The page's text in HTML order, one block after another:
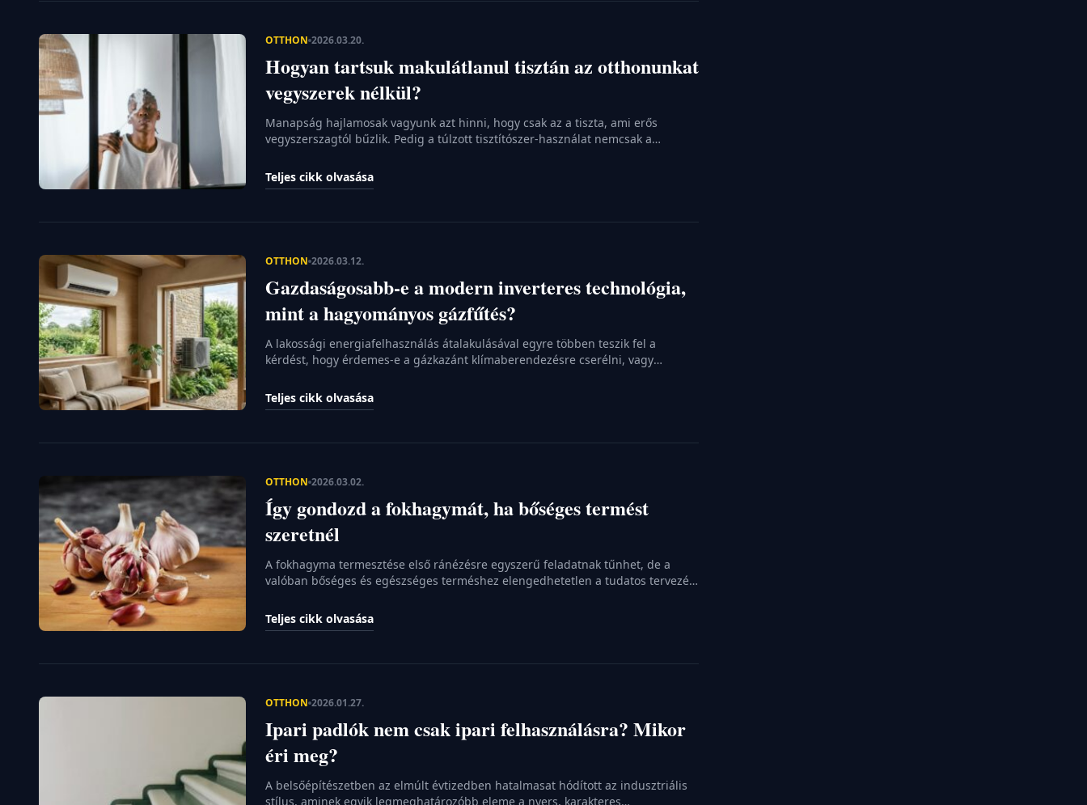
OTTHON 2026.03.20.
Hogyan tartsuk makulátlanul tisztán az otthonunkat
vegyszerek nélkül?
Manapság hajlamosak vagyunk azt hinni, hogy csak az a tiszta, ami erős
vegyszerszagtól bűzlik. Pedig a túlzott tisztítószer-használat nemcsak a
megterheli. Érdemes néha körülnézni a konyhaszekrényben, hiszen a
leghatékonyabb megoldások gyakran ott rejtőznek a polcokon. A természetes
látványosabb eredményt […]
Teljes cikk olvasása
OTTHON 2026.03.12.
Gazdaságosabb-e a modern inverteres technológia,
mint a hagyományos gázfűtés?
A lakossági energiafelhasználás átalakulásával egyre többen teszik fel a
kérdést, hogy érdemes-e a gázkazánt klímaberendezésre cserélni, vagy
változtatta meg a légkondicionálók hatékonyságát, lehetővé téve a gazdaságos
fűtést még a téli fagyokban is. Míg a gázfűtés évtizedekig egyeduralkodó volt, a
Teljes cikk olvasása
OTTHON 2026.03.02.
Így gondozd a fokhagymát, ha bőséges termést
szeretnél
A fokhagyma termesztése első ránézésre egyszerű feladatnak tűnhet, de a
valóban bőséges és egészséges terméshez elengedhetetlen a tudatos tervezés.
ismerete és a megfelelő előkészítése az őszi vagy tavaszi ültetés előtt. Nem
elegendő csupán eldugdosni a gerezdeket a földbe, hiszen a növény
Teljes cikk olvasása
OTTHON 2026.01.27.
Ipari padlók nem csak ipari felhasználásra? Mikor
éri meg?
A belsőépítészetben az elmúlt évtizedben hatalmasat hódított az indusztriális
stílus, aminek egyik legmeghatározóbb eleme a nyers, karakteres